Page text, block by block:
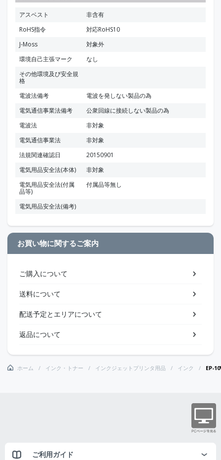
アスベスト
非含有
RoHS指令
対応RoHS10
J-Moss
対象外
環境自己主張マーク
なし
その他環境及び安全規
格
電波法備考
電波を発しない製品の為
電気通信事業法備考
公衆回線に接続しない製品の為
電波法
非対象
電気通信事業法
非対象
法規関連確認日
20150901
電気用品安全法(本体)
非対象
電気用品安全法(付属
品等)
付属品等無し
電気用品安全法(備考)
お買い物に関するご案内
ご購入について
送料について
配送予定とエリアについて
返品について
ホーム インク・トナー インクジェットプリンタ用品 インク EP-
ご利用ガイド